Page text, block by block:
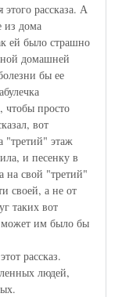
рассказа. А
из дома
ей было страшно
домашней
бы ее
чтобы просто
вот
"третий" этаж
и песенку в
на свой "третий"
своей, а не от
таких вот
может им было бы
рассказ.
людей,